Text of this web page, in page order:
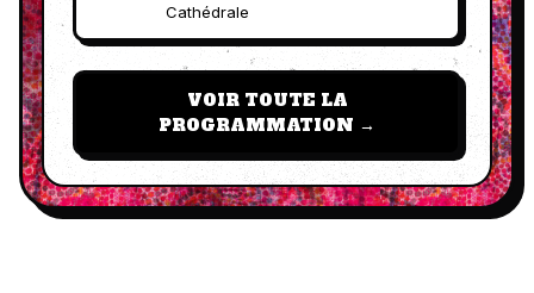
Cathédrale
VOIR TOUTE LA
PROGRAMMATION →